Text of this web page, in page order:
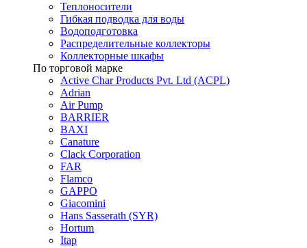
Теплоносители
Гибкая подводка для воды
Водоподготовка
Распределительные коллекторы
Коллекторные шкафы
По торговой марке
Active Char Products Pvt. Ltd (ACPL)
Adrian
Air Pump
BARRIER
BAXI
Canature
Clack Corporation
FAR
Flamco
GAPPO
Giacomini
Hans Sasserath (SYR)
Hortum
Itap